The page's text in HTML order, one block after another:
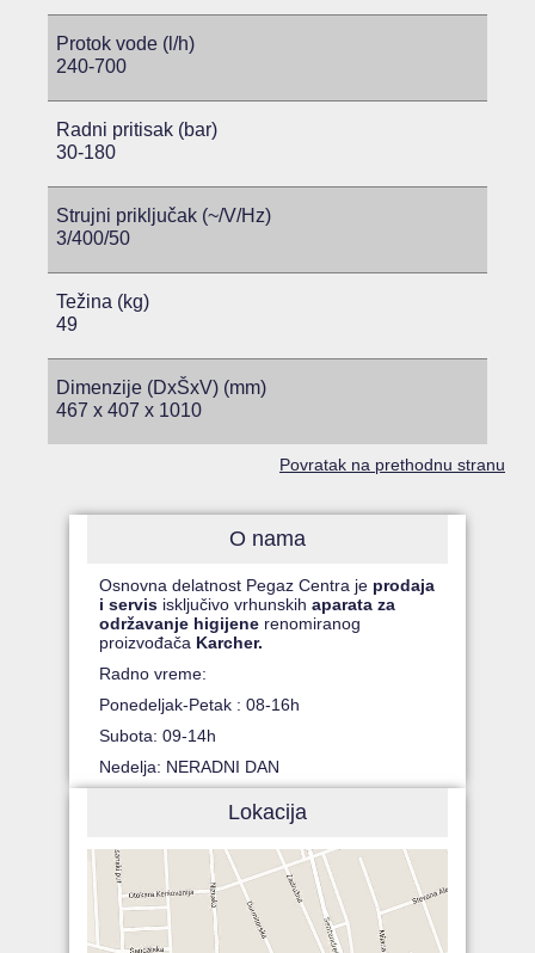
Protok vode (l/h)
240-700
Radni pritisak (bar)
30-180
Strujni priključak (~/V/Hz)
3/400/50
Težina (kg)
49
Dimenzije (DxŠxV) (mm)
467 x 407 x 1010
Povratak na prethodnu stranu
O nama
Osnovna delatnost Pegaz Centra je prodaja
i servis isključivo vrhunskihaparata za
održavanje higijene renomiranog
proizvođača Karcher.
Radno vreme:
Ponedeljak-Petak : 08-16h
Subota: 09-14h
Nedelja: NERADNI DAN
Lokacija